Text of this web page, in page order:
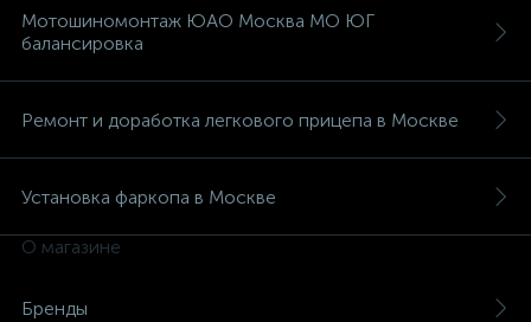
Мотошиномонтаж ЮАО Москва МО ЮГ
балансировка
Ремонт и доработка легкового прицепа в Москве
Установка фаркопа в Москве
О магазине
Бренды